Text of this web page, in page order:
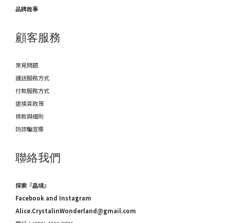
品牌故事
顧客服務
常見問題
運送服務方式
付款服務方式
退換貨政策
條款與細則
防詐騙宣導
聯絡我們
探索『晶境』
Facebook and Instagram
Alice.CrystalinWonderland@gmail.com